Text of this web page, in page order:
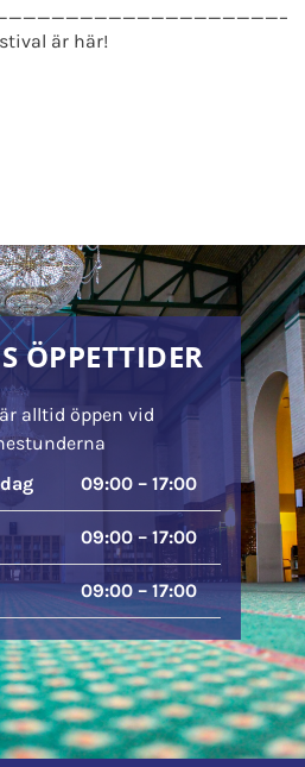
är här!
ÖPPETTIDER
alltid öppen vid
09:00 – 17:00
09:00 – 17:00
09:00 – 17:00